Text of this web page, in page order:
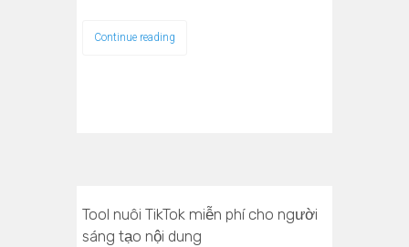
Continue reading
Tool nuôi TikTok miễn phí cho người
sáng tạo nội dung